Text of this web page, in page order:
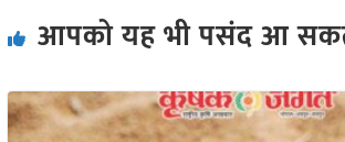
आपको यह भी पसंद आ